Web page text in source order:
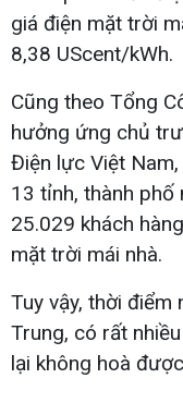
giá điện mặt trời
8,38 UScent/kWh.
Cũng theo Tổng
hưởng ứng chủ
Điện lực Việt
13 tỉnh, thành phố
25.029 khách
mặt trời mái nhà.
Tuy vậy, thời điểm
Trung, có rất
lại không hoà